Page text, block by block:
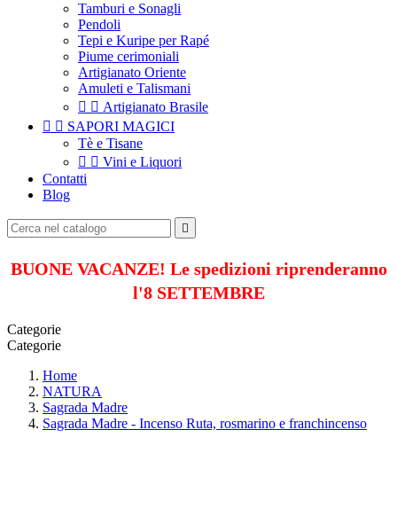
Tamburi e Sonagli
Pendoli
Tepi e Kuripe per Rapé
Piume cerimoniali
Artigianato Oriente
Amuleti e Talismani
  Artigianato Brasile
  SAPORI MAGICI
Tè e Tisane
  Vini e Liquori
Contatti
Blog

BUONE VACANZE! Le spedizioni riprenderanno
l'8 SETTEMBRE
Categorie
Categorie
Home
NATURA
Sagrada Madre
Sagrada Madre - Incenso Ruta, rosmarino e franchincenso